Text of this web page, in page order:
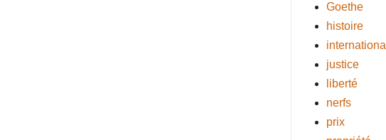
Goethe
histoire
international
justice
liberté
nerfs
prix